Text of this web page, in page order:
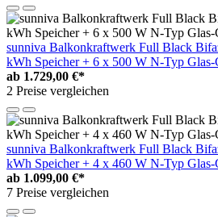
sunniva Balkonkraftwerk Full Black
kWh Speicher + 6 x 500 W N-Typ
ab 1.729,00 €*
2 Preise vergleichen
sunniva Balkonkraftwerk Full Black
kWh Speicher + 4 x 460 W N-Typ
ab 1.099,00 €*
7 Preise vergleichen